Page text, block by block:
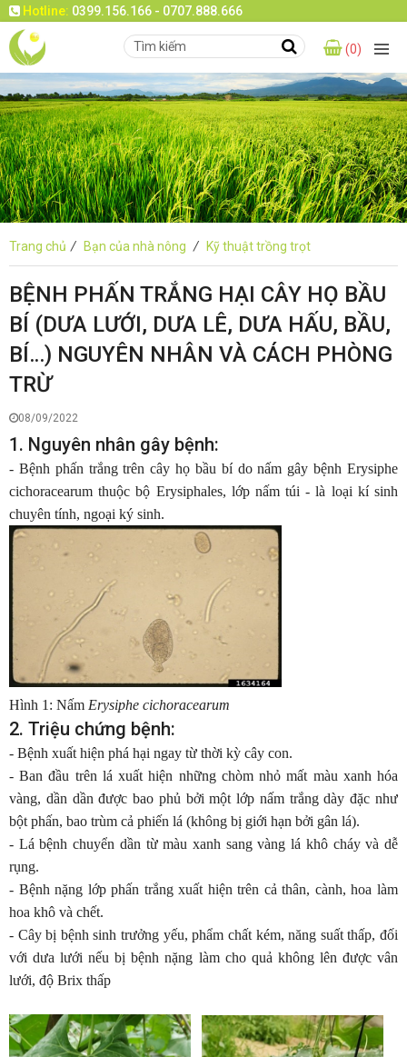
Hotline: 0399.156.166 - 0707.888.666
(0)
Trang chủ / Bạn của nhà nông / Kỹ thuật trồng trọt
BỆNH PHẤN TRẮNG HẠI CÂY HỌ BẦU
BÍ (DƯA LƯỚI, DƯA LÊ, DƯA HẤU, BẦU,
BÍ…) NGUYÊN NHÂN VÀ CÁCH PHÒNG
TRỪ
08/09/2022
1. Nguyên nhân gây bệnh:
- Bệnh phấn trắng trên cây họ bầu bí do nấm gây bệnh Erysiphe
cichoracearum thuộc bộ Erysiphales, lớp nấm túi - là loại kí sinh
chuyên tính, ngoại ký sinh.
Hình 1: Nấm Erysiphe cichoracearum
2. Triệu chứng bệnh:
- Bệnh xuất hiện phá hại ngay từ thời kỳ cây con.
- Ban đầu trên lá xuất hiện những chòm nhỏ mất màu xanh hóa
vàng, dần dần được bao phủ bởi một lớp nấm trắng dày đặc như
bột phấn, bao trùm cả phiến lá (không bị giới hạn bởi gân lá).
- Lá bệnh chuyển dần từ màu xanh sang vàng lá khô cháy và dễ
rụng.
- Bệnh nặng lớp phấn trắng xuất hiện trên cả thân, cành, hoa làm
hoa khô và chết.
- Cây bị bệnh sinh trưởng yếu, phẩm chất kém, năng suất thấp, đối
với dưa lưới nếu bị bệnh nặng làm cho quả không lên được vân
lưới, độ Brix thấp